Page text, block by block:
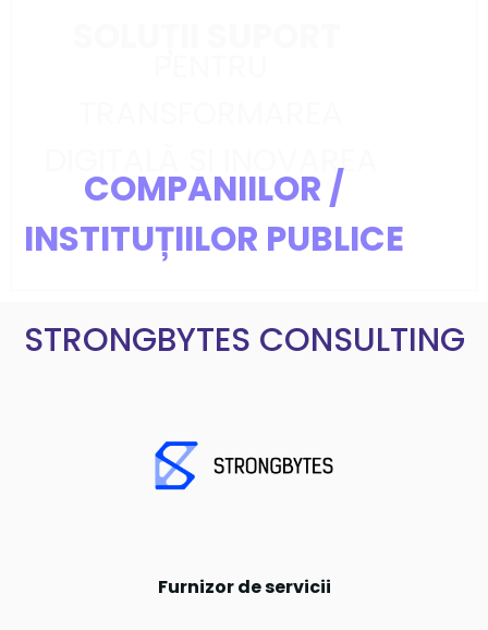
DIGITALĂ ȘI INOVAREA
COMPANIILOR /
INSTITUȚIILOR PUBLICE
STRONGBYTES CONSULTING
Furnizor de servicii